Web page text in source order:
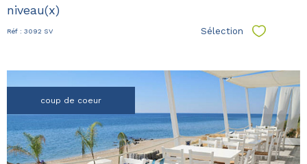
niveau(x)
Réf : 3092 SV Sélection
coup de coeur
voir le